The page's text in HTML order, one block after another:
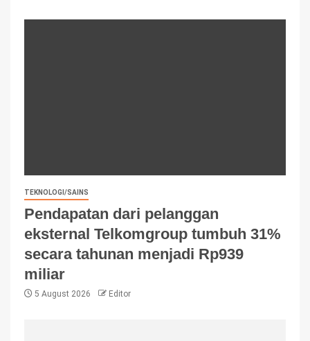
TEKNOLOGI/SAINS
Pendapatan dari pelanggan
eksternal Telkomgroup tumbuh 31%
secara tahunan menjadi Rp939
miliar
5 August 2026 Editor